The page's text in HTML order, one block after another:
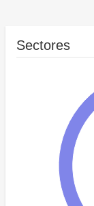
Sectores